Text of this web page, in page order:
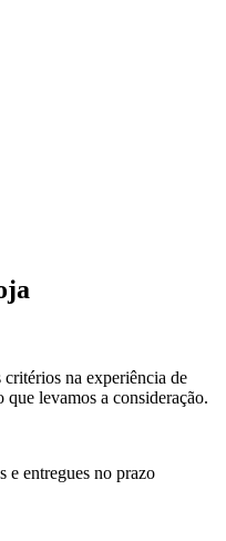
critérios na experiência de
levamos a consideração.
e entregues no prazo